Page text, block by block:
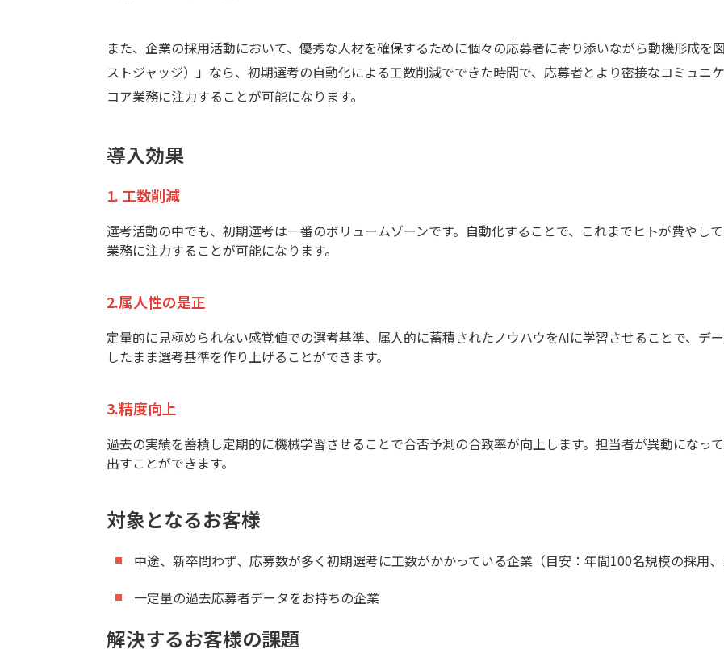
また、企業の採用活動において、優秀な人材を確保するために個々の応募者に寄り添いながら動機形成を
ストジャッジ）」なら、初期選考の自動化による工数削減でできた時間で、応募者とより密接なコミュニ
コア業務に注力することが可能になります。
導入効果
1. 工数削減
選考活動の中でも、初期選考は一番のボリュームゾーンです。自動化することで、これまでヒトが費やし
業務に注力することが可能になります。
2.属人性の是正
定量的に見極められない感覚値での選考基準、属人的に蓄積されたノウハウをAIに学習させることで、デ
したまま選考基準を作り上げることができます。
3.精度向上
過去の実績を蓄積し定期的に機械学習させることで合否予測の合致率が向上します。担当者が異動になっ
出すことができます。
対象となるお客様
中途、新卒問わず、応募数が多く初期選考に工数がかかっている企業（目安：年間100名規模の採用、
一定量の過去応募者データをお持ちの企業
解決するお客様の課題